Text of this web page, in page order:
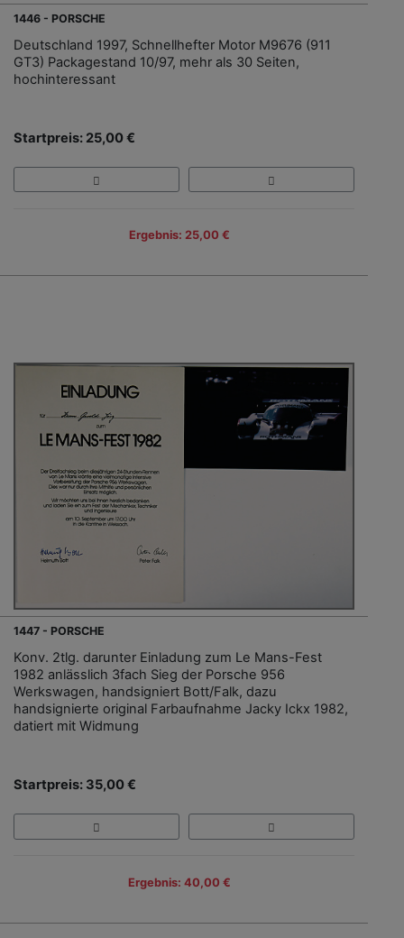
1446 - PORSCHE
Deutschland 1997, Schnellhefter Motor M9676 (911
GT3) Packagestand 10/97, mehr als 30 Seiten,
hochinteressant
Startpreis: 25,00 €
Ergebnis: 25,00 €
1447 - PORSCHE
Konv. 2tlg. darunter Einladung zum Le Mans-Fest
1982 anlässlich 3fach Sieg der Porsche 956
Werkswagen, handsigniert Bott/Falk, dazu
handsignierte original Farbaufnahme Jacky Ickx 1982,
datiert mit Widmung
Startpreis: 35,00 €
Ergebnis: 40,00 €